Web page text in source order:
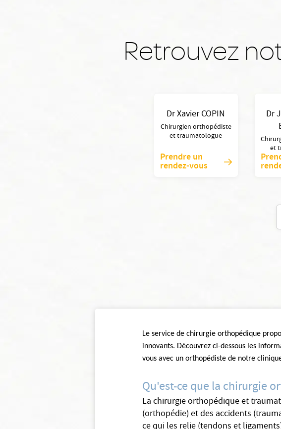
Retrouvez
Dr Xavier COPIN
Chirurgien orthopédiste
et traumatologue
Prendre un
rendez-vous
Dr
et
Le service de chirurgie orthopédique
innovants. Découvrez ci-dessous les
vous avec un orthopédiste de notre
Qu'est-ce que la chirurgie
La chirurgie orthopédique et
(orthopédie) et des accidents